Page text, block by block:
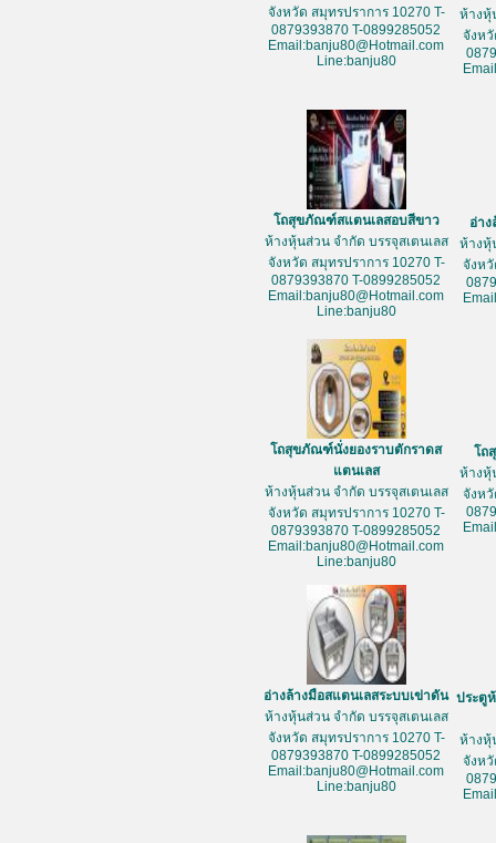
จังหวัด สมุทรปราการ 10270 T-
0879393870 T-0899285052
Email:banju80@Hotmail.com
Line:banju80
ห้างหุ้
จังห
โถสุขภัณฑ์สแตนเลสอบสีขาว
ห้างหุ้นส่วน จำกัด บรรจุสเตนเลส
จังหวัด สมุทรปราการ 10270 T-
0879393870 T-0899285052
Email:banju80@Hotmail.com
Line:banju80
อ่า
ห้างหุ้
จังห
โถสุขภัณฑ์นั่งยองราบตักราดส
แตนเลส
ห้างหุ้นส่วน จำกัด บรรจุสเตนเลส
จังหวัด สมุทรปราการ 10270 T-
0879393870 T-0899285052
Email:banju80@Hotmail.com
Line:banju80
โถ
ห้างหุ้
จังห
อ่างล้างมือสแตนเลสระบบเข่าดัน
ห้างหุ้นส่วน จำกัด บรรจุสเตนเลส
จังหวัด สมุทรปราการ 10270 T-
0879393870 T-0899285052
Email:banju80@Hotmail.com
Line:banju80
ประตู
ห้างหุ้
จังห